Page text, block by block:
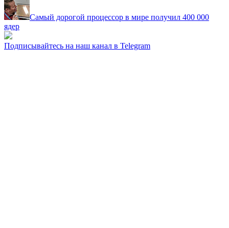
Самый дорогой процессор в мире получил 400 000
ядер
Подписывайтесь на наш канал в Telegram